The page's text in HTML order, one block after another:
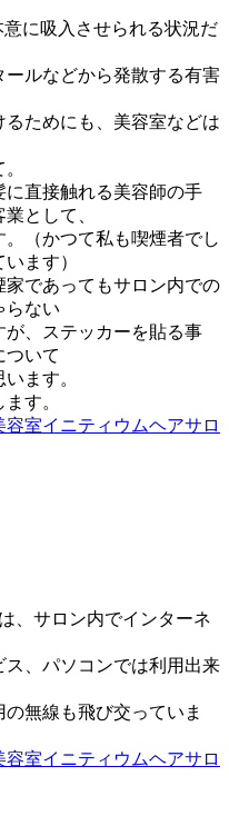
に吸入させられる状況だ
ルなどから発散する有害
るためにも、美容室などは
直接触れる美容師の手
として、
（かつて私も喫煙者でし
ます）
であってもサロン内での
らない
、ステッカーを貼る事
ついて
ます。
す。
室イニティウムヘアサロ
、サロン内でインターネ
、パソコンでは利用出来
無線も飛び交っていま
室イニティウムヘアサロ